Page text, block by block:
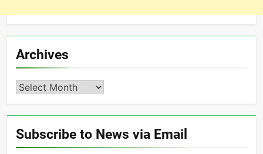
Archives
Archives
Subscribe to News via Email